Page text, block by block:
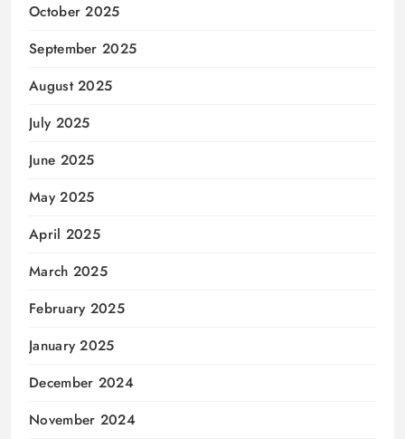
October 2025
September 2025
August 2025
July 2025
June 2025
May 2025
April 2025
March 2025
February 2025
January 2025
December 2024
November 2024